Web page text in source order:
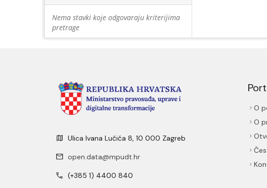
Nema stavki koje odgovaraju kriterijima
pretrage